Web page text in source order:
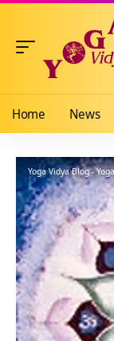
Home News
Yoga Vidya Blog -